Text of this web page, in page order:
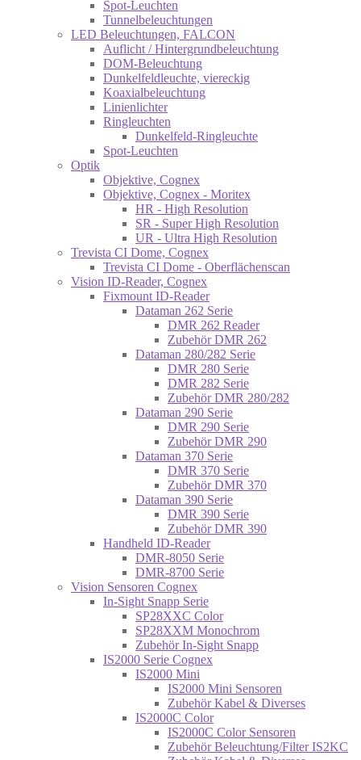
Spot-Leuchten
Tunnelbeleuchtungen
LED Beleuchtungen, FALCON
Auflicht / Hintergrundbeleuchtung
DOM-Beleuchtung
Dunkelfeldleuchte, viereckig
Koaxialbeleuchtung
Linienlichter
Ringleuchten
Dunkelfeld-Ringleuchte
Spot-Leuchten
Optik
Objektive, Cognex
Objektive, Cognex - Moritex
HR - High Resolution
SR - Super High Resolution
UR - Ultra High Resolution
Trevista CI Dome, Cognex
Trevista CI Dome - Oberflächenscan
Vision ID-Reader, Cognex
Fixmount ID-Reader
Dataman 262 Serie
DMR 262 Reader
Zubehör DMR 262
Dataman 280/282 Serie
DMR 280 Serie
DMR 282 Serie
Zubehör DMR 280/282
Dataman 290 Serie
DMR 290 Serie
Zubehör DMR 290
Dataman 370 Serie
DMR 370 Serie
Zubehör DMR 370
Dataman 390 Serie
DMR 390 Serie
Zubehör DMR 390
Handheld ID-Reader
DMR-8050 Serie
DMR-8700 Serie
Vision Sensoren Cognex
In-Sight Snapp Serie
SP28XXC Color
SP28XXM Monochrom
Zubehör In-Sight Snapp
IS2000 Serie Cognex
IS2000 Mini
IS2000 Mini Sensoren
Zubehör Kabel & Diverses
IS2000C Color
IS2000C Color Sensoren
Zubehör Beleuchtung/Filter IS2KC